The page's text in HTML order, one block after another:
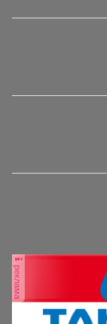
реклама